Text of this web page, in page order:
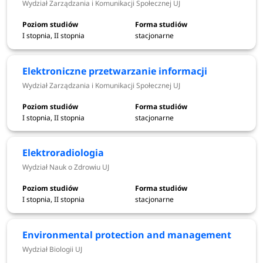
Filozofia - Wydział Filozoficzny UJ
Komunikacji Społecznej UJ
Fizjoterapia - Wydział Nauk o Zdrowiu UJ
Fizyka - Wydział Fizyki, Astronomii i Informatyki
Stosowanej UJ
Fizyka dla firm - Wydział Fizyki, Astronomii i
Informatyki Stosowanej UJ
Geografia - Wydział Geografii i Geologii UJ
Geografia i gospodarka przestrzenna - Wydział
Geologia - Wydział Geografii i Geologii UJ
Historia - Wydział Historyczny UJ
Historia sztuki - Wydział Historyczny UJ
Wydział Zarządzania i Komunikacji Społecznej UJ
I stopnia, II stopnia stacjonarne
Elektroniczne przetwarzanie informacji
Wydział Zarządzania i Komunikacji Społecznej UJ
I stopnia, II stopnia stacjonarne
Elektroradiologia
Wydział Nauk o Zdrowiu UJ
I stopnia, II stopnia stacjonarne
Environmental protection and management
Wydział Biologii UJ